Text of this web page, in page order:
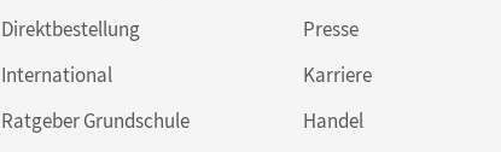
Direktbestellung
International
Ratgeber Grundschule
Presse
Karriere
Handel